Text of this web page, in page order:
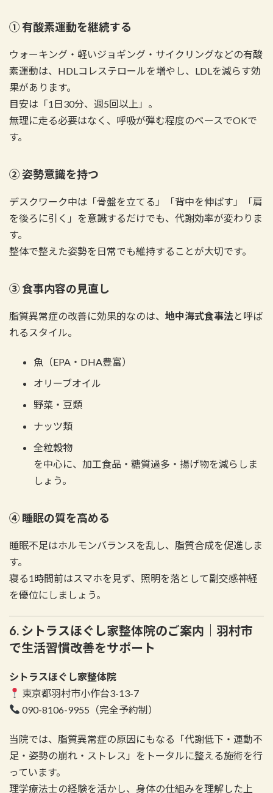
① 有酸素運動を継続する
ウォーキング・軽いジョギング・サイクリングなどの有酸
素運動は、HDLコレステロールを増やし、LDLを減らす効
果があります。
目安は「1日30分、週5回以上」。
無理に走る必要はなく、呼吸が弾む程度のペースでOKで
す。
② 姿勢意識を持つ
デスクワーク中は「骨盤を立てる」「背中を伸ばす」「肩
を後ろに引く」を意識するだけでも、代謝効率が変わりま
す。
整体で整えた姿勢を日常でも維持することが大切です。
③ 食事内容の見直し
脂質異常症の改善に効果的なのは、 地中海式食事法と呼ば
れるスタイル。
魚（EPA・DHA豊富）
オリーブオイル
野菜・豆類
ナッツ類
全粒穀物
を中心に、加工食品・糖質過多・揚げ物を減らしま
しょう。
④ 睡眠の質を高める
睡眠不足はホルモンバランスを乱し、脂質合成を促進しま
す。
寝る1時間前はスマホを見ず、照明を落として副交感神経
を優位にしましょう。
6. シトラスほぐし家整体院のご案内｜羽村市
で生活習慣改善をサポート
シトラスほぐし家整体院
東京都羽村市小作台3-13-7
090-8106-9955（完全予約制）
当院では、脂質異常症の原因にもなる「代謝低下・運動不
足・姿勢の崩れ・ストレス」をトータルに整える施術を行
っています。
理学療法士の経験を活かし、身体の仕組みを理解した上